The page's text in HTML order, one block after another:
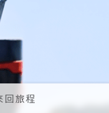
回旅程